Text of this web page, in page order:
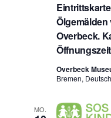
Overbeck.
Overbeck
Bremen,
MO.